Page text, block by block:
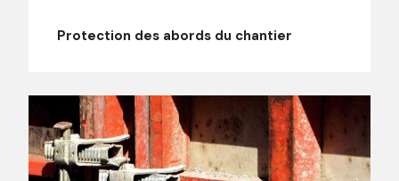
Protection des abords du chantier